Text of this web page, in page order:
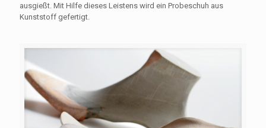
ausgießt. Mit Hilfe dieses Leistens wird ein Probeschuh aus
Kunststoff gefertigt.